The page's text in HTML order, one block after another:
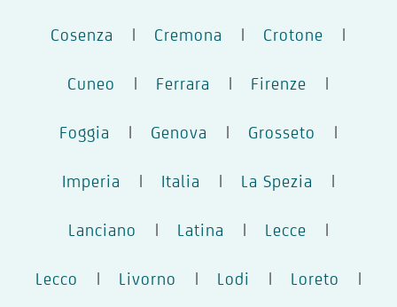
Cosenza | Cremona | Crotone |
Cuneo | Ferrara | Firenze |
Foggia | Genova | Grosseto |
Imperia | Italia | La Spezia |
Lanciano | Latina | Lecce |
Lecco | Livorno | Lodi | Loreto |